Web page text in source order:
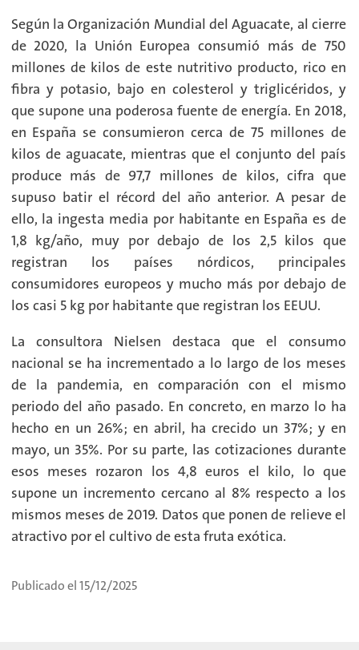
Según la Organización Mundial del Aguacate, al cierre
de 2020, la Unión Europea consumió más de 750
millones de kilos de este nutritivo producto, rico en
fibra y potasio, bajo en colesterol y triglicéridos, y
que supone una poderosa fuente de energía. En 2018,
en España se consumieron cerca de 75 millones de
kilos de aguacate, mientras que el conjunto del país
produce más de 97,7 millones de kilos, cifra que
supuso batir el récord del año anterior. A pesar de
ello, la ingesta media por habitante en España es de
1,8 kg/año, muy por debajo de los 2,5 kilos que
registran los países nórdicos, principales
consumidores europeos y mucho más por debajo de
los casi 5 kg por habitante que registran los EEUU.
La consultora Nielsen destaca que el consumo
nacional se ha incrementado a lo largo de los meses
de la pandemia, en comparación con el mismo
periodo del año pasado. En concreto, en marzo lo ha
hecho en un 26%; en abril, ha crecido un 37%; y en
mayo, un 35%. Por su parte, las cotizaciones durante
esos meses rozaron los 4,8 euros el kilo, lo que
supone un incremento cercano al 8% respecto a los
mismos meses de 2019. Datos que ponen de relieve el
atractivo por el cultivo de esta fruta exótica.
Publicado el 15/12/2025